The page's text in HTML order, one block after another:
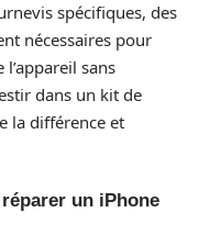
spécifiques, des
nécessaires pour
sans
dans un kit de
la différence et
un iPhone